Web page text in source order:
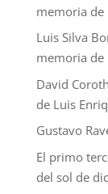
memoria de
Luis Silva
memoria de
David
de Luis
Gustavo
El primo
del sol de